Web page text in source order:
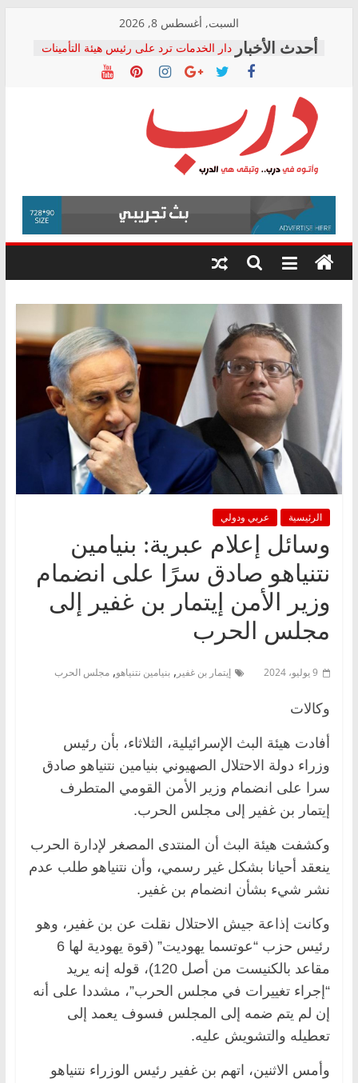
content
السبت, أغسطس 8, 2026
دار الخدمات ترد على رئيس هيئة التأمينات
بعد مؤتمره الصحفي: إنكار الأزمة لا ينهي
معاناة أصحاب المعاشات.. ونطالب بكشف
فرحات سليمان يكتب: القطاع الصحي إلى
أين؟
حزب التحالف الشعبي يطلق لجنة “الحق
في الصحة” بالإسكندرية لرصد الانتهاكات
ودعم المرضى
الوزاري لمدينة الصحفيين.. وانتهاء أعمال
إنشاء المبنى الإداري
المجلس القومي لحقوق الإنسان يعلن
متابعة قضية الدكتور محمد زهران.. ويؤكد:
قرينة البراءة وضمانات المحاكمة العادلة
درب
وأتوه
درب..
وتبقى
هي
الرئيسية عربي ودولي
وسائل إعلام عبرية: بنيامين
نتنياهو صادق سرًا على انضمام
وزير الأمن إيتمار بن غفير إلى
مجلس الحرب
9 يوليو، 2024 إيتمار بن غفير , بنيامين نتنياهو, مجلس الحرب
وكالات
أفادت هيئة البث الإسرائيلية، الثلاثاء، بأن رئيس
وزراء دولة الاحتلال الصهيوني بنيامين نتنياهو صادق
سرا على انضمام وزير الأمن القومي المتطرف
إيتمار بن غفير إلى مجلس الحرب.
وكشفت هيئة البث أن المنتدى المصغر لإدارة الحرب
ينعقد أحيانا بشكل غير رسمي، وأن نتنياهو طلب عدم
نشر شيء بشأن انضمام بن غفير.
وكانت إذاعة جيش الاحتلال نقلت عن بن غفير، وهو
رئيس حزب “عوتسما يهوديت” (قوة يهودية لها 6
مقاعد بالكنيست من أصل 120)، قوله إنه يريد
“إجراء تغييرات في مجلس الحرب”، مشددا على أنه
إن لم يتم ضمه إلى المجلس فسوف يعمد إلى
تعطيله والتشويش عليه.
وأمس الاثنين، اتهم بن غفير رئيس الوزراء نتنياهو